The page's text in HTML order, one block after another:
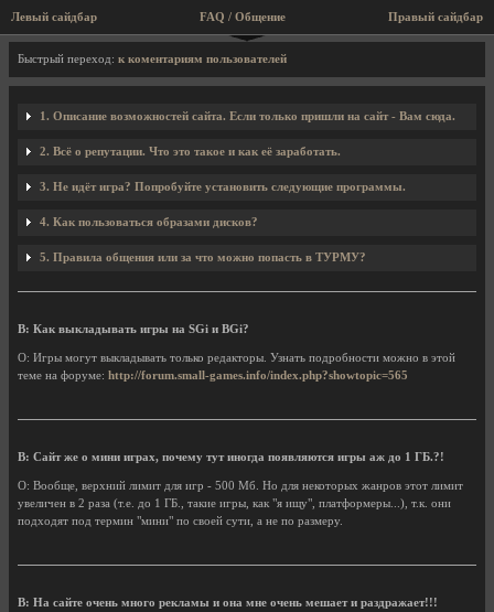
Левый сайдбар Правый сайдбар
FAQ / Общение
FAQ / Вопросы и ответы
Быстрый переход: к коментариям пользователей
1. Описание возможностей сайта. Если только пришли на сайт - Вам сюда.
2. Всё о репутации. Что это такое и как её заработать.
3. Не идёт игра? Попробуйте установить следующие программы.
4. Как пользоваться образами дисков?
5. Правила общения или за что можно попасть в ТУРМУ?
В: Как выкладывать игры на SGi и BGi?
О: Игры могут выкладывать только редакторы. Узнать подробности можно в этой
теме на форуме: http://forum.small-games.info/index.php?showtopic=565
В: Сайт же о мини играх, почему тут иногда появляются игры аж до 1 ГБ.?!
О: Вообще, верхний лимит для игр - 500 Мб. Но для некоторых жанров этот лимит
увеличен в 2 раза (т.е. до 1 ГБ., такие игры, как "я ищу", платформеры...), т.к. они
подходят под термин "мини" по своей сути, а не по размеру.
В: На сайте очень много рекламы и она мне очень мешает и раздражает!!!